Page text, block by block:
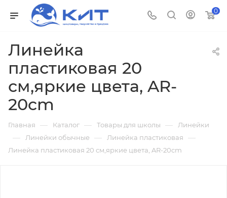
0
Линейка
пластиковая 20
см,яркие цвета, AR-
20cm
Главная — Каталог — Товары для школы — Линейки
— Линейки обычные — Линейка пластиковая —
Линейка пластиковая 20 см,яркие цвета, AR-20cm